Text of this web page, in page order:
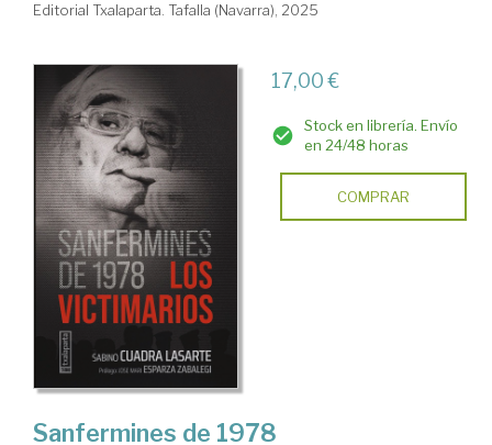
Editorial Txalaparta. Tafalla (Navarra), 2025
17,00 €
Stock en librería. Envío
en 24/48 horas
COMPRAR
Sanfermines de 1978